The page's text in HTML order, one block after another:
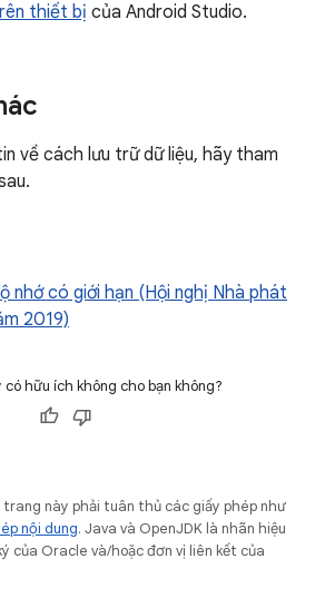
thiết bị của Android Studio.
về cách lưu trữ dữ liệu, hãy tham
nhớ có giới hạn (Hội nghị Nhà phát
2019)
hữu ích không cho bạn không?
trang này phải tuân thủ các giấy phép như
nội dung. Java và OpenJDK là nhãn hiệu
của Oracle và/hoặc đơn vị liên kết của